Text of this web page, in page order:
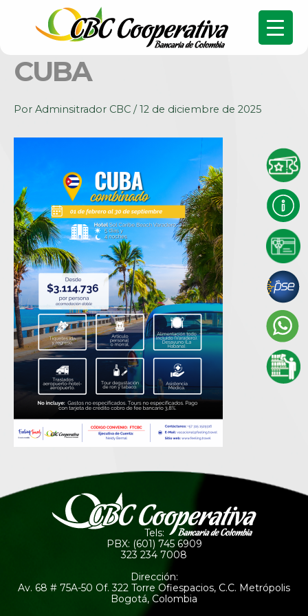
CUBA
Por Adminsitrador CBC /12 de diciembre de 2025
Tels:
PBX: (601) 745 6909
323 234 7008
Dirección:
Av. 68 # 75A-50 Of. 322 Torre Ofiespacios, C.C. Metrópolis
Bogotá, Colombia